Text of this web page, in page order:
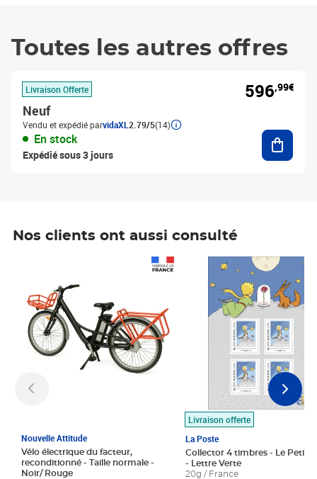
Toutes les autres offres
Livraison Offerte
Neuf
Vendu et expédié parvidaXL 2.79/5(14)
En stock
Expédié sous 3 jours
596,99€
Nos clients ont aussi consulté
Nouvelle Attitude
Vélo électrique du facteur,
reconditionné - Taille normale -
Noir/ Rouge
Livraison offerte
La Poste
Collector 4 timbres - Le Petit
- Lettre Verte
20g / France
Prix 7,50€